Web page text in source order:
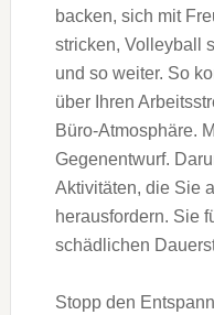
backen, sich mit
stricken, Volleyball
und so weiter. So
über Ihren
Büro-Atmosphäre.
Gegenentwurf.
Aktivitäten, die Sie
herausfordern. Sie
schädlichen
Stopp den